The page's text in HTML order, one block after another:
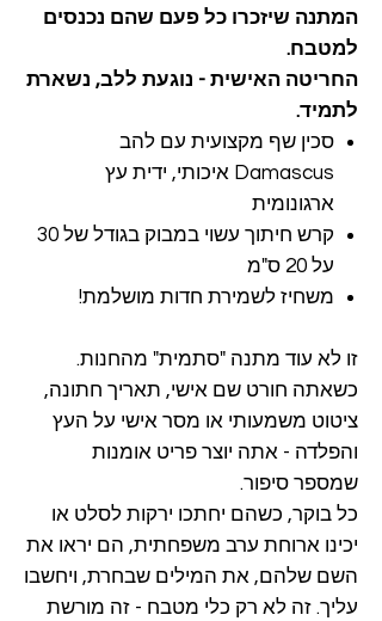
המתנה שיזכרו כל פעם שהם נכנסים
למטבח.​
החריטה האישית - נוגעת ללב, נשארת
לתמיד.
סכין שף מקצועית עם להב
Damascus איכותי, ידית עץ
ארגונומית
קרש חיתוך עשוי במבוק בגודל של 30
על 20 ס"מ
משחיז לשמירת חדות מושלמת!
זו לא עוד מתנה "סתמית" מהחנות.
כשאתה חורט שם אישי, תאריך חתונה,
ציטוט משמעותי או מסר אישי על העץ
והפלדה - אתה יוצר פריט אומנות
שמספר סיפור.
כל בוקר, כשהם יחתכו ירקות לסלט או
יכינו ארוחת ערב משפחתית, הם יראו את
השם שלהם, את המילים שבחרת, ויחשבו
עליך. זה לא רק כלי מטבח - זה מורשת